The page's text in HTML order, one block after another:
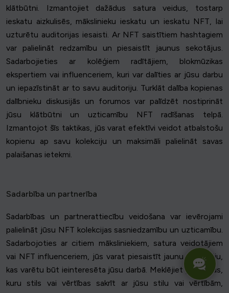
klātbūtni. Izmantojiet dažādus satura veidus, tostarp
ieskatu aizkulisēs, mākslinieku ieskatu un ieskatu NFT, lai
uzturētu auditorijas iesaisti. Ar NFT saistītiem hashtagiem
var palielināt redzamību un piesaistīt jaunus sekotājus.
Sadarbojieties ar kolēģiem radītājiem, blokmūzikas
ekspertiem vai influenceriem, kuri var dalīties ar jūsu darbu
un iepazīstināt ar to savu auditoriju. Turklāt dalība kopienas
dalībnieku diskusijās un forumos var palīdzēt nostiprināt
jūsu klātbūtni un uzticamību NFT radīšanas telpā.
Izmantojot šīs taktikas, jūs varat efektīvi veidot atbalstošu
kopienu ap savu kolekciju un maksimāli palielināt savas
palaišanas ietekmi.
Sadarbība un partnerība
Sadarbības un partnerattiecību veidošana var ievērojami
palielināt jūsu NFT kolekcijas sasniedzamību un uzticamību.
Sadarbojoties ar citiem māksliniekiem, satura veidotājiem
vai NFT influenceriem, jūs varat piesaistīt jaunu auditoriju,
kas varētu būt ieinteresēta jūsu darbā. Meklējiet partnerus,
kuru stils vai vērtības sakrīt ar jūsu stilu vai vērtībām,